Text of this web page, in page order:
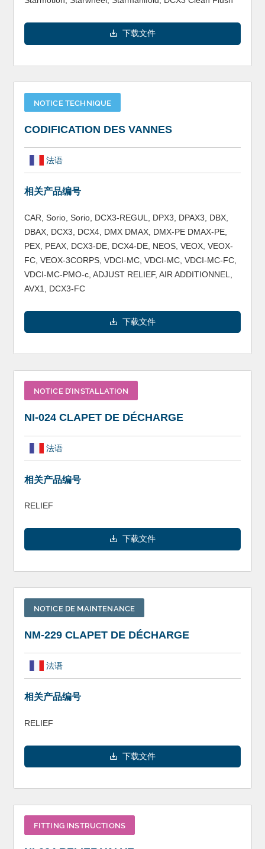
下载文件
NOTICE TECHNIQUE
CODIFICATION DES VANNES
法语
相关产品编号
CAR, Sorio, Sorio, DCX3-REGUL, DPX3, DPAX3, DBX,
DBAX, DCX3, DCX4, DMX DMAX, DMX-PE DMAX-PE,
PEX, PEAX, DCX3-DE, DCX4-DE, NEOS, VEOX, VEOX-
FC, VEOX-3CORPS, VDCI-MC, VDCI-MC, VDCI-MC-FC,
VDCI-MC-PMO-c, ADJUST RELIEF, AIR ADDITIONNEL,
AVX1, DCX3-FC
下载文件
NOTICE D’INSTALLATION
NI-024 CLAPET DE DÉCHARGE
法语
相关产品编号
RELIEF
下载文件
NOTICE DE MAINTENANCE
NM-229 CLAPET DE DÉCHARGE
法语
相关产品编号
RELIEF
下载文件
FITTING INSTRUCTIONS